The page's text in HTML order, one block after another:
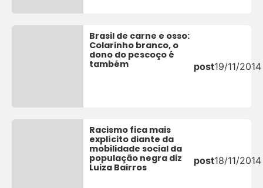
Brasil de carne e osso:
Colarinho branco, o
dono do pescoço é
também
post19/11/2014
Racismo fica mais
explícito diante da
mobilidade social da
população negra diz
Luiza Bairros
post18/11/2014